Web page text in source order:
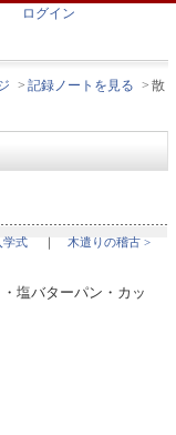
ログイン
> 記録ノートを見る > 散
学式 ｜ 木遣りの稽古 >
塩バターパン・カッ